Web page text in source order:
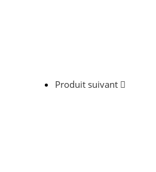
Produit suivant